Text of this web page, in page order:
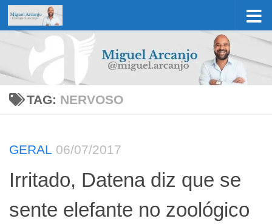
Skip to content
TAG: NERVOSO
GERAL 06/07/2017
Irritado, Datena diz que se
sente elefante no zoológico